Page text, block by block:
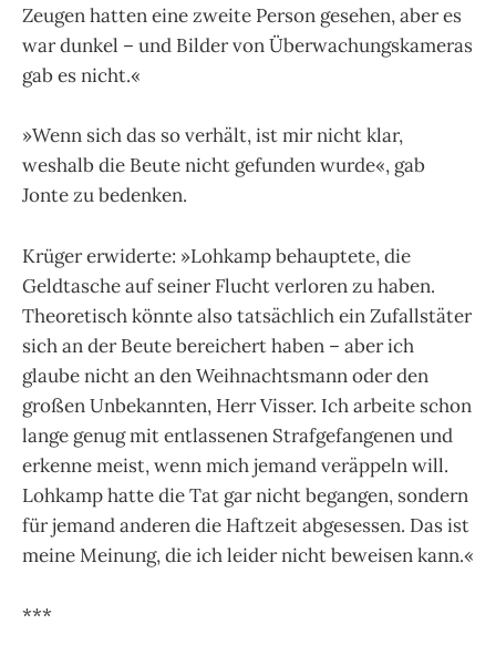
Zeugen hatten eine zweite Person gesehen, aber es
war dunkel – und Bilder von Überwachungskameras
gab es nicht.«
»Wenn sich das so verhält, ist mir nicht klar,
weshalb die Beute nicht gefunden wurde«, gab
Jonte zu bedenken.
Krüger erwiderte: »Lohkamp behauptete, die
Geldtasche auf seiner Flucht verloren zu haben.
Theoretisch könnte also tatsächlich ein Zufallstäter
sich an der Beute bereichert haben – aber ich
glaube nicht an den Weihnachtsmann oder den
großen Unbekannten, Herr Visser. Ich arbeite schon
lange genug mit entlassenen Strafgefangenen und
erkenne meist, wenn mich jemand veräppeln will.
Lohkamp hatte die Tat gar nicht begangen, sondern
für jemand anderen die Haftzeit abgesessen. Das ist
meine Meinung, die ich leider nicht beweisen kann.«
***